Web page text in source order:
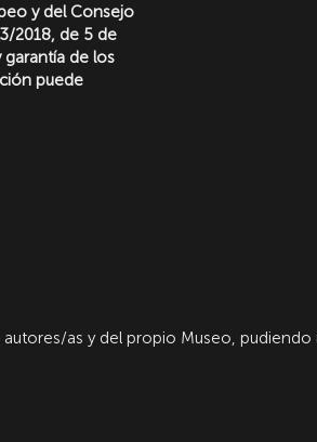
y del Consejo
2018, de 5 de
de los
puede
as y del propio Museo,